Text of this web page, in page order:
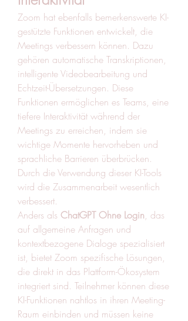
Zoom hat ebenfalls bemerkenswerte KI-
gestützte Funktionen entwickelt, die
Meetings verbessern können. Dazu
gehören automatische Transkriptionen,
intelligente Videobearbeitung und
Echtzeit-Übersetzungen. Diese
Funktionen ermöglichen es Teams, eine
tiefere Interaktivität während der
Meetings zu erreichen, indem sie
wichtige Momente hervorheben und
sprachliche Barrieren überbrücken.
Durch die Verwendung dieser KI-Tools
wird die Zusammenarbeit wesentlich
verbessert.
Anders als ChatGPT Ohne Login, das
auf allgemeine Anfragen und
kontextbezogene Dialoge spezialisiert
ist, bietet Zoom spezifische Lösungen,
die direkt in das Plattform-Ökosystem
integriert sind. Teilnehmer können diese
KI-Funktionen nahtlos in ihren Meeting-
Raum einbinden und müssen keine